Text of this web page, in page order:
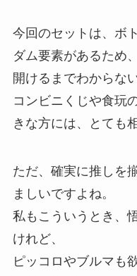
今回のセットは、ボ
ダム要素があるため、
開けるまでわからな
コンビニくじや食玩
きな方には、とても
ただ、確実に推しを
ましいですよね。
私もこういうとき、
けれど、
ピッコロやブルマも